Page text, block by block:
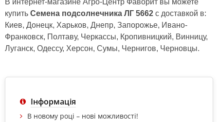
В интернет-магазине Агро-Центр Фаворит вы можете
купить Семена подсолнечника ЛГ 5662 с доставкой в:
Киев, Донецк, Харьков, Днепр, Запорожье, Ивано-
Франковск, Полтаву, Черкассы, Кропивницкий, Винницу,
Луганск, Одессу, Херсон, Сумы, Чернигов, Черновцы.
Інформація
В новому році – нові можливості!